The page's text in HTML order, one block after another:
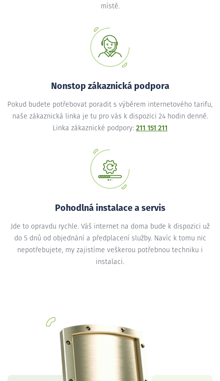
místě.
Nonstop zákaznická podpora
Pokud budete potřebovat poradit s výběrem internetového tarifu,
naše zákaznická linka je tu pro vás k dispozici 24 hodin denně.
Linka zákaznické podpory: 211 151 211
Pohodlná instalace a servis
Jde to opravdu rychle. Váš internet na doma bude k dispozici už
do 5 dnů od objednání a předplacení služby. Navíc k tomu nic
nepotřebujete, my zajistíme veškerou potřebnou techniku i
instalaci.